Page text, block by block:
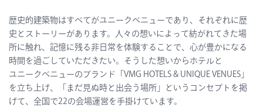
歴史的建築物はすべてがユニークベニューであり、それぞれに歴
史とストーリーがあります。人々の想いによって紡がれてきた場
所に触れ、記憶に残る非日常を体験することで、心が豊かになる
時間を過ごしていただきたい。そうした想いからホテルと
ユニークべニューのブランド「VMG HOTELS & UNIQUE VENUES」
を立ち上げ、「まだ見ぬ時と出会う場所」というコンセプトを掲
げて、全国で22の会場運営を手掛けています。